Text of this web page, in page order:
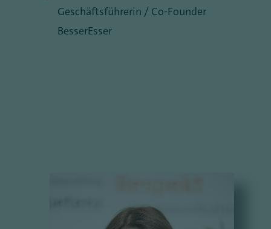
Geschäftsführerin / Co-Founder
BesserEsser